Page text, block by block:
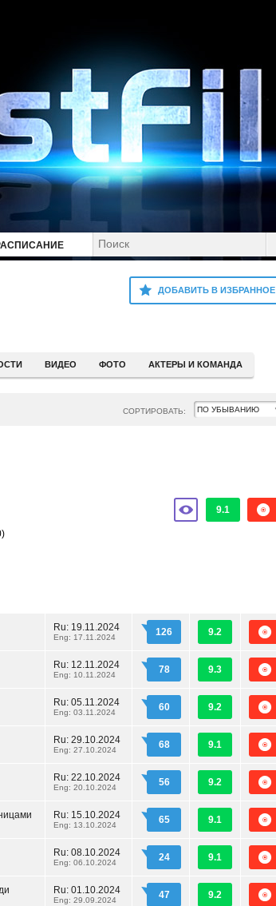
ДОБАВИТЬ В ИЗБРАННОЕ
ВИДЕО ФОТО АКТЕРЫ И КОМАНДА
СОРТИРОВАТЬ:
9.1
Ru: 19.11.2024
Eng: 17.11.2024 126 9.2
Ru: 12.11.2024
Eng: 10.11.2024 78 9.3
Ru: 05.11.2024
Eng: 03.11.2024 60 9.2
Ru: 29.10.2024
Eng: 27.10.2024 68 9.1
Ru: 22.10.2024
Eng: 20.10.2024 56 9.2
Ru: 15.10.2024
Eng: 13.10.2024 65 9.1
Ru: 08.10.2024
Eng: 06.10.2024 24 9.1
Ru: 01.10.2024
Eng: 29.09.2024 47 9.2